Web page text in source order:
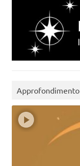
Approfondimento